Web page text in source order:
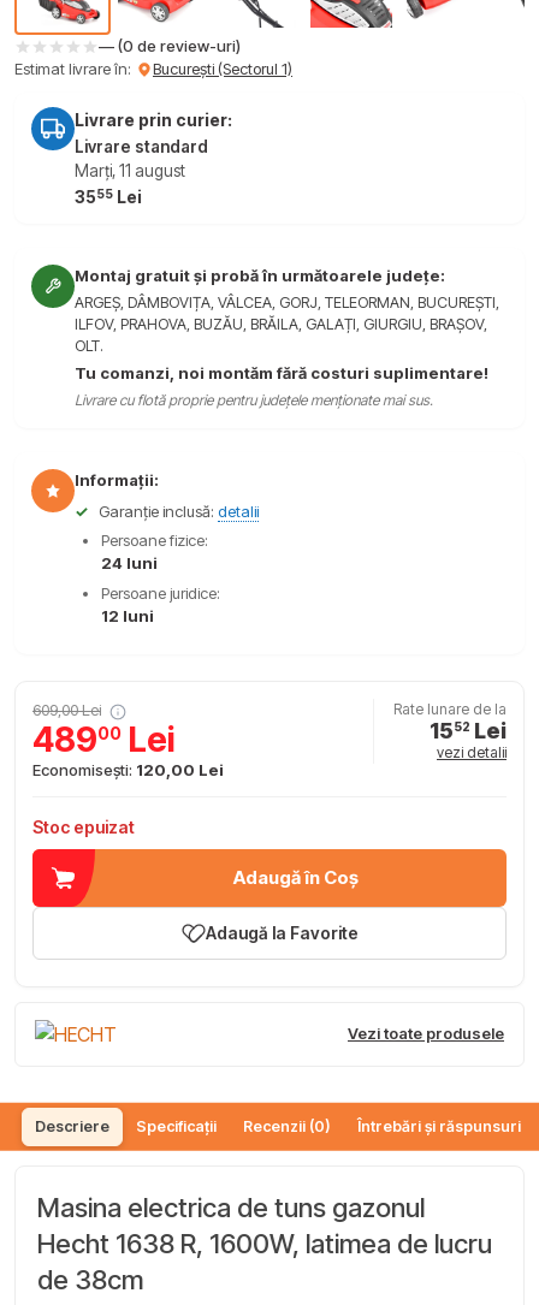
— (0 de review-uri)
Estimat livrare în:
București (Sectorul 1)
Livrare prin curier:
Livrare standard
Marți, 11 august
3555 Lei
Montaj gratuit și probă în următoarele județe:
ARGEȘ, DÂMBOVIȚA, VÂLCEA, GORJ, TELEORMAN, BUCUREȘTI,
ILFOV, PRAHOVA, BUZĂU, BRĂILA, GALAȚI, GIURGIU, BRAȘOV,
OLT.
Tu comanzi, noi montăm fără costuri suplimentare!
Livrare cu flotă proprie pentru județele menționate mai sus.
Informații:
✓
Garanție inclusă: detalii
Persoane fizice:
24 luni
Persoane juridice:
12 luni
609,00 Lei
48900 Lei
Economisești: 120,00 Lei
Rate lunare de la
1552 Lei
vezi detalii
Stoc epuizat
Adaugă în Coș
Adaugă la Favorite
Vezi toate produsele
Descriere Specificații Recenzii (0) Întrebări și răspunsuri
Masina electrica de tuns gazonul
Hecht 1638 R, 1600W, latimea de lucru
de 38cm